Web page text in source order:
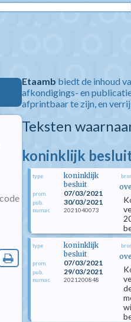
Etaamb biedt de inhoud
afkondigings- en
afprintbaar te zijn, en
Teksten
koninklijk
type
koninklijk
besluit
prom. 07/03/2021
pub. 30/03/2021
numac 2021040073
type
koninklijk
besluit
prom. 07/03/2021
pub. 29/03/2021
numac 2021200848